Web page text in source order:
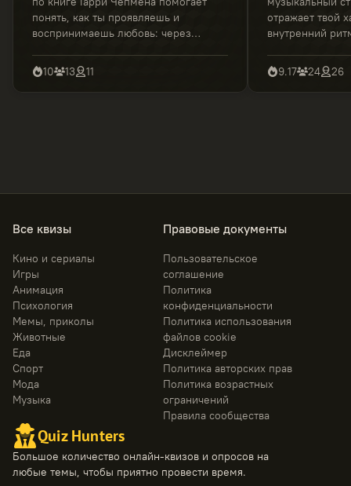
понять, как ты проявляешь и
воспринимаешь любовь: через
прикосновения. Короткий тест с
понятной расшифровкой
результатов.
10 13 11
отражает твой
внутренний
взглядах — и
звучит с тобой
9.17 24 26
Quiz Hunters
Большое количество онлайн-квизов и опросов на
любые темы, чтобы приятно провести время.
Все квизы
Кино и сериалы
Игры
Анимация
Психология
Мемы, приколы
Животные
Еда
Спорт
Мода
Музыка
Правовые документы
Пользовательское
соглашение
Политика
конфиденциальности
Политика использования
файлов cookie
Дисклеймер
Политика авторских прав
Политика возрастных
ограничений
Правила сообщества